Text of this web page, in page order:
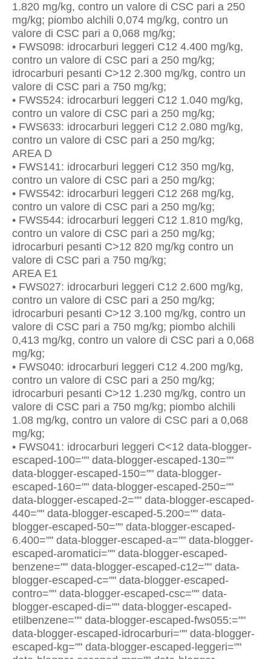
1.820 mg/kg, contro un valore di CSC pari a 250
mg/kg; piombo alchili 0,074 mg/kg, contro un
valore di CSC pari a 0,068 mg/kg;
• FWS098: idrocarburi leggeri C12 4.400 mg/kg,
contro un valore di CSC pari a 250 mg/kg;
idrocarburi pesanti C>12 2.300 mg/kg, contro un
valore di CSC pari a 750 mg/kg;
• FWS524: idrocarburi leggeri C12 1.040 mg/kg,
contro un valore di CSC pari a 250 mg/kg;
• FWS633: idrocarburi leggeri C12 2.080 mg/kg,
contro un valore di CSC pari a 250 mg/kg;
AREA D
• FWS141: idrocarburi leggeri C12 350 mg/kg,
contro un valore di CSC pari a 250 mg/kg;
• FWS542: idrocarburi leggeri C12 268 mg/kg,
contro un valore di CSC pari a 250 mg/kg;
• FWS544: idrocarburi leggeri C12 1.810 mg/kg,
contro un valore di CSC pari a 250 mg/kg;
idrocarburi pesanti C>12 820 mg/kg contro un
valore di CSC pari a 750 mg/kg;
AREA E1
• FWS027: idrocarburi leggeri C12 2.600 mg/kg,
contro un valore di CSC pari a 250 mg/kg;
idrocarburi pesanti C>12 3.100 mg/kg, contro un
valore di CSC pari a 750 mg/kg; piombo alchili
0,413 mg/kg, contro un valore di CSC pari a 0,068
mg/kg;
• FWS040: idrocarburi leggeri C12 4.200 mg/kg,
contro un valore di CSC pari a 250 mg/kg;
idrocarburi pesanti C>12 1.230 mg/kg, contro un
valore di CSC pari a 750 mg/kg; piombo alchili
1.08 mg/kg, contro un valore di CSC pari a 0,068
mg/kg;
• FWS041: idrocarburi leggeri C<12 data-blogger-
escaped-100="" data-blogger-escaped-130=""
data-blogger-escaped-150="" data-blogger-
escaped-160="" data-blogger-escaped-250=""
data-blogger-escaped-2="" data-blogger-escaped-
440="" data-blogger-escaped-5.200="" data-
blogger-escaped-50="" data-blogger-escaped-
6.400="" data-blogger-escaped-a="" data-blogger-
escaped-aromatici="" data-blogger-escaped-
benzene="" data-blogger-escaped-c12="" data-
blogger-escaped-c="" data-blogger-escaped-
contro="" data-blogger-escaped-csc="" data-
blogger-escaped-di="" data-blogger-escaped-
etilbenzene="" data-blogger-escaped-fws055:=""
data-blogger-escaped-idrocarburi="" data-blogger-
escaped-kg="" data-blogger-escaped-leggeri=""